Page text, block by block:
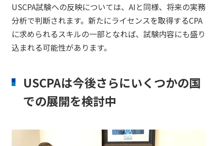
USCPA試験への反映については、AIと同様、将来の実務
分析で判断されます。新たにライセンスを取得するCPA
に求められるスキルの一部となれば、試験内容にも盛り
込まれる可能性があります。
USCPAは今後さらにいくつかの国
での展開を検討中